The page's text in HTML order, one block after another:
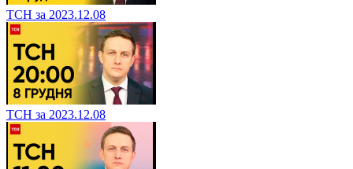
ТСН за 2023.12.08
ТСН за 2023.12.08